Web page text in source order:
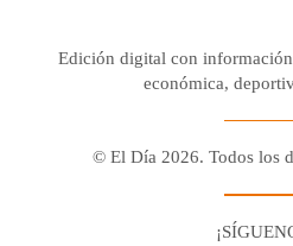
Edición digital con
económica,
© El Día 2026. Todos los